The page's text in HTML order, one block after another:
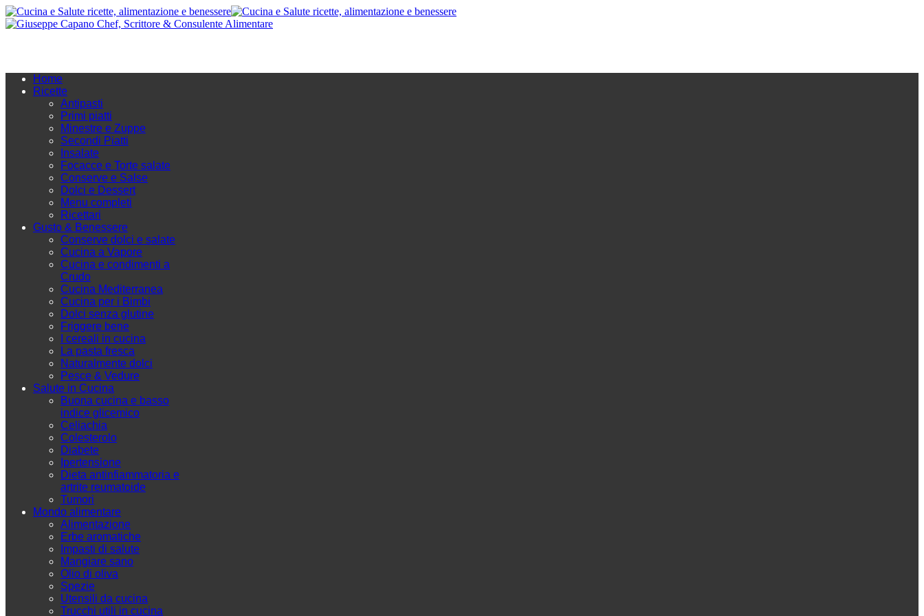
Home
Ricette
Antipasti
Primi piatti
Minestre e Zuppe
Secondi Piatti
Insalate
Focacce e Torte salate
Conserve e Salse
Dolci e Dessert
Menu completi
Ricettari
Gusto & Benessere
Conserve dolci e salate
Cucina a Vapore
Cucina e condimenti a
Crudo
Cucina Mediterranea
Cucina per i Bimbi
Dolci senza glutine
Friggere bene
I cereali in cucina
La pasta fresca
Naturalmente dolci
Pesce & Vedure
Salute in Cucina
Buona cucina e basso
indice glicemico
Celiachia
Colesterolo
Diabete
Ipertensione
Dieta antinfiammatoria e
artrite reumatoide
Tumori
Mondo alimentare
Alimentazione
Erbe aromatiche
Impasti di salute
Mangiare sano
Olio di oliva
Spezie
Utensili da cucina
Trucchi utili in cucina